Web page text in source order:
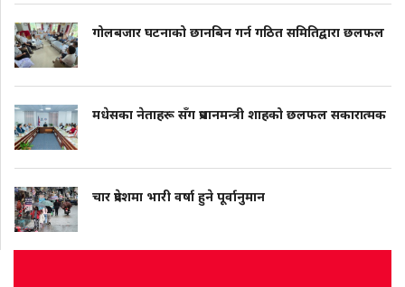
गोलबजार घटनाको छानबिन गर्न गठित समितिद्वारा छलफल
मधेसका नेताहरू सँग प्रधानमन्त्री शाहको छलफल सकारात्मक
चार प्रदेशमा भारी वर्षा हुने पूर्वानुमान